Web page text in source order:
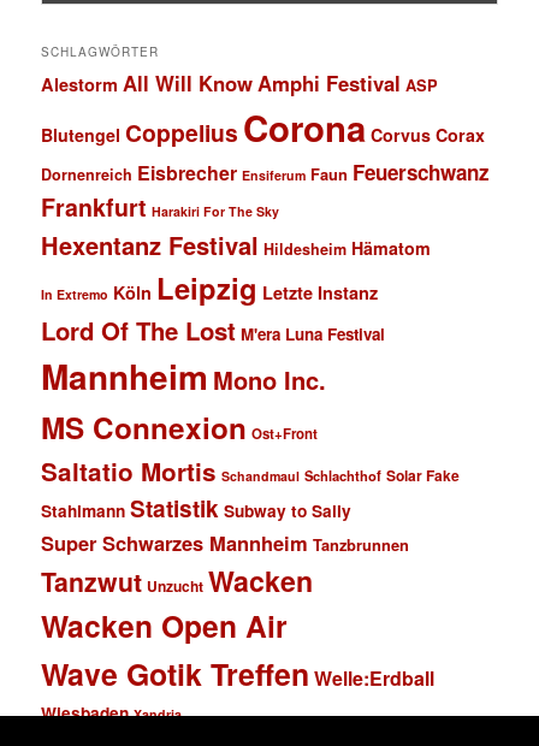
SCHLAGWÖRTER
Alestorm All Will KnowAmphi Festival ASP
Blutengel Coppelius Corona Corvus Corax
Dornenreich Eisbrecher Ensiferum Faun Feuerschwanz
Frankfurt Harakiri For The Sky
Hexentanz Festival Hildesheim Hämatom
In Extremo Köln Leipzig Letzte Instanz
Lord Of The Lost M'era Luna Festival
Mannheim Mono Inc.
MS Connexion Ost+Front
Saltatio Mortis Schandmaul Schlachthof Solar Fake
Stahlmann Statistik Subway to Sally
Super Schwarzes Mannheim Tanzbrunnen
Tanzwut Unzucht Wacken
Wacken Open Air
Wave Gotik Treffen Welle:Erdball
Wiesbaden Xandria